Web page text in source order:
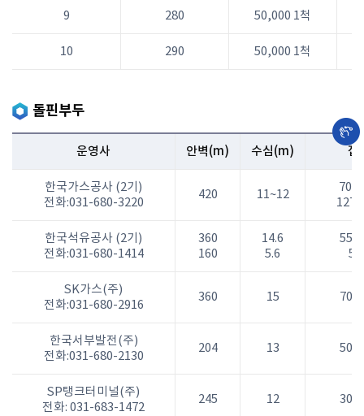
9 280 50,000 1척
10 290 50,000 1척
돌핀부두
운영사 안벽(m) 수심(m) 접
한국가스공사 (2기)
전화:031-680-3220
420 11~12
한국석유공사 (2기)
전화:031-680-1414
360
160
14.6
5.6
SK가스(주)
전화:031-680-2916
360 15
한국서부발전(주)
전화:031-680-2130
204 13
SP탱크터미널(주)
전화: 031-683-1472
245 12